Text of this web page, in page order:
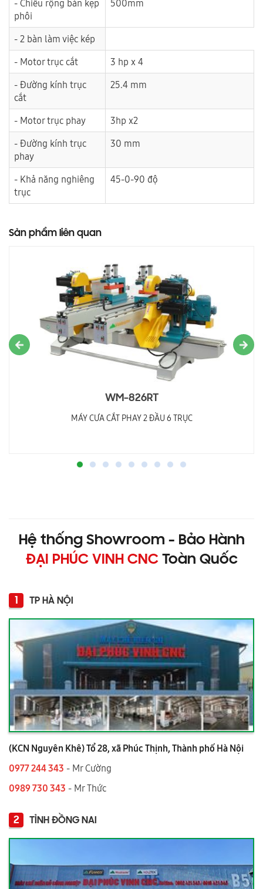
- Chiều rộng bàn kẹp
phôi
500mm
- 2 bàn làm việc kép
- Motor trục cắt
3 hp x 4
- Đường kính trục
cắt
25.4 mm
- Motor trục phay
3hp x2
- Đường kính trục
phay
30 mm
- Khả năng nghiêng
trục
45-0-90 độ
Sản phẩm liên quan
WM-826RT
MÁY CƯA CẮT PHAY 2 ĐẦU 6 TRỤC
Hệ thống Showroom - Bảo Hành
ĐẠI PHÚC VINH CNCToàn Quốc
1 TP HÀ NỘI
(KCN Nguyên Khê) Tổ 28, xã Phúc Thịnh, Thành phố Hà Nội
0977 244 343 - Mr Cường
0989 730 343 - Mr Thức
2 TỈNH ĐỒNG NAI